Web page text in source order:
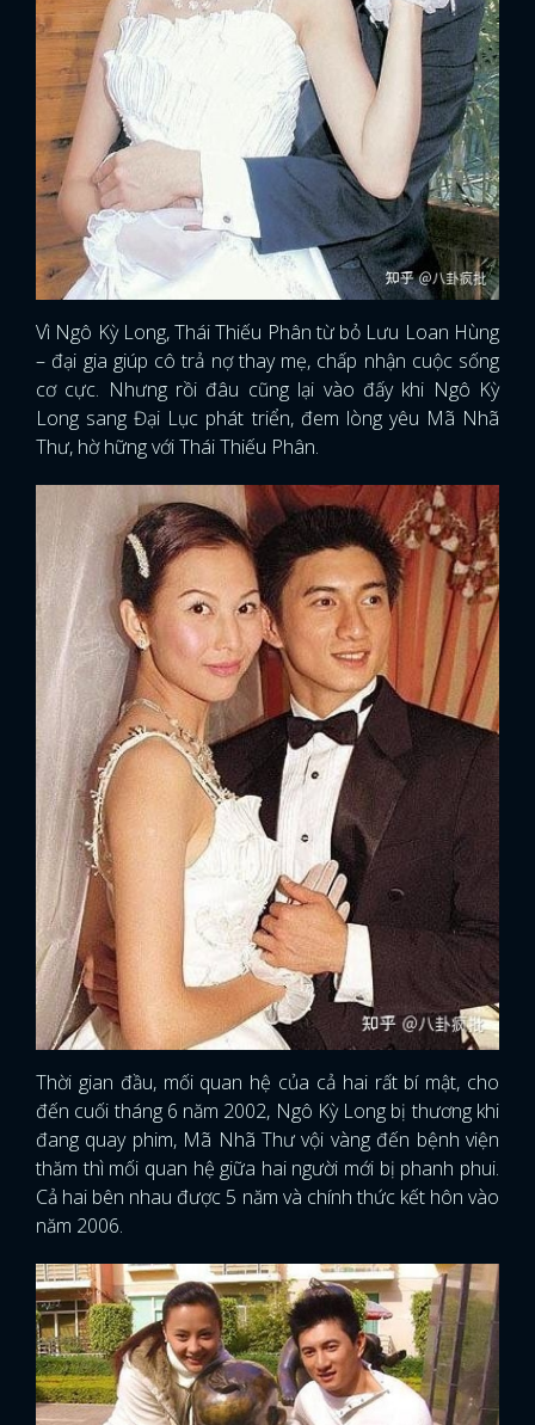
Vì Ngô Kỳ Long, Thái Thiếu Phân từ bỏ Lưu Loan Hùng
– đại gia giúp cô trả nợ thay mẹ, chấp nhận cuộc sống
cơ cực. Nhưng rồi đâu cũng lại vào đấy khi Ngô Kỳ
Long sang Đại Lục phát triển, đem lòng yêu Mã Nhã
Thư, hờ hững với Thái Thiếu Phân.
Thời gian đầu, mối quan hệ của cả hai rất bí mật, cho
đến cuối tháng 6 năm 2002, Ngô Kỳ Long bị thương khi
đang quay phim, Mã Nhã Thư vội vàng đến bệnh viện
thăm thì mối quan hệ giữa hai người mới bị phanh phui.
Cả hai bên nhau được 5 năm và chính thức kết hôn vào
năm 2006.